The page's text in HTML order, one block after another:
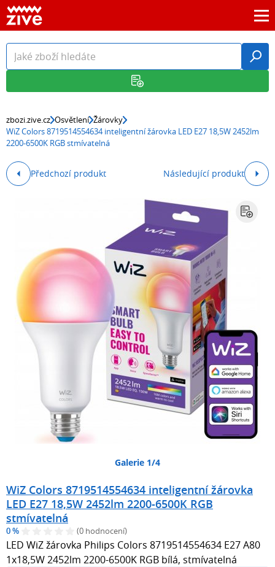
zbozi.zive.cz Osvětlení Žárovky
WiZ Colors 8719514554634 inteligentní žárovka LED E27 18,5W 2452lm
2200-6500K RGB stmívatelná
Předchozí produkt Následující produkt
Galerie 1/4
WiZ Colors 8719514554634 inteligentní žárovka
LED E27 18,5W 2452lm 2200-6500K RGB
stmívatelná
0 % (0 hodnocení)
LED WiZ žárovka Philips Colors 8719514554634 E27 A80
1x18,5W 2452lm 2200-6500K RGB bílá, stmívatelná